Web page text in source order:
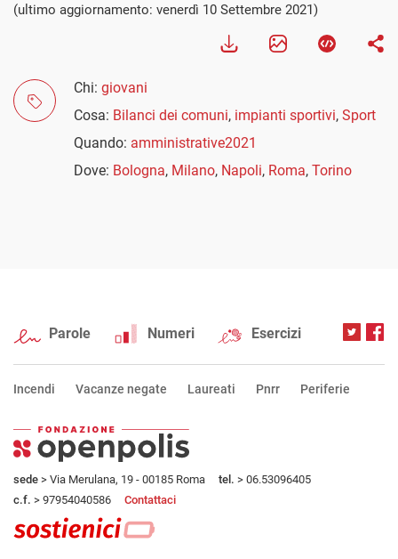
(ultimo aggiornamento: venerdì 10 Settembre 2021)
Chi: giovani
Cosa: Bilanci dei comuni, impianti sportivi, Sport
Quando: amministrative2021
Dove: Bologna, Milano, Napoli, Roma, Torino
Parole Numeri Esercizi
Incendi Vacanze negate Laureati Pnrr Periferie
sede > Via Merulana, 19 - 00185 Roma tel. > 06.53096405
c.f. > 97954040586 Contattaci